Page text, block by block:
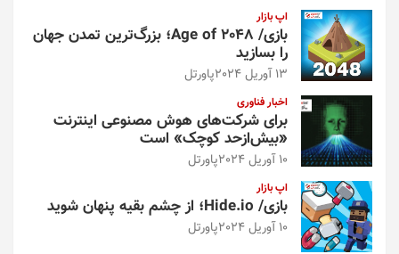
اپ بازار
بازی/ Age of 2048؛ بزرگ‌ترین تمدن جهان
را بسازید
13 آوریل 2024 پاورتل
اخبار فناوری
برای شرکت‌های هوش مصنوعی اینترنت
«بیش‌از‌حد کوچک» است
10 آوریل 2024 پاورتل
اپ بازار
بازی/ Hide.io؛ از چشم بقیه پنهان شوید
10 آوریل 2024 پاورتل